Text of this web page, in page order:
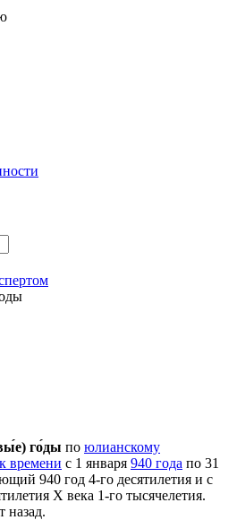
го́ды по юлианскому
времени с 1 января 940 года по 31
940 год 4-го десятилетия и с
X века 1-го тысячелетия.
назад.